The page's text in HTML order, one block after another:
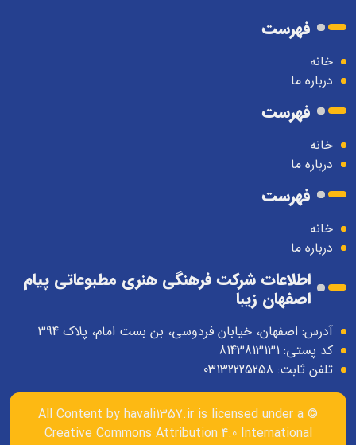
فهرست
خانه
درباره ما
فهرست
خانه
درباره ما
فهرست
خانه
درباره ما
اطلاعات شرکت فرهنگی هنری مطبوعاتی پیام
اصفهان زیبا
آدرس: اصفهان، خیابان فردوسی، بن بست امام، پلاک 394
کد پستی: 8143813131
تلفن ثابت: 03132225258
© All Content by
havali1357.ir is licensed under a
Creative Commons Attribution 4.0 International